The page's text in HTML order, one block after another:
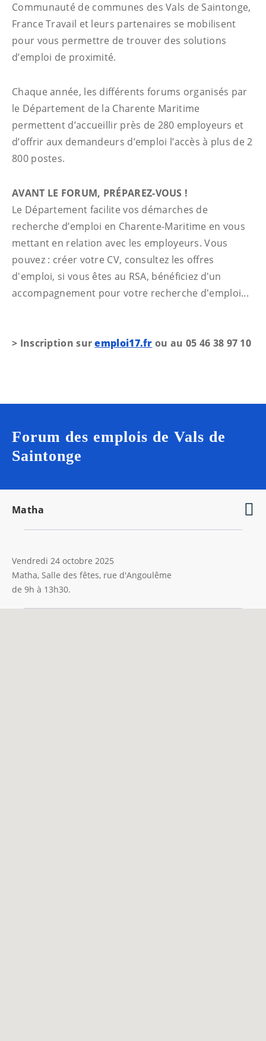
Communauté de communes des Vals de Saintonge,
France Travail et leurs partenaires se mobilisent
pour vous permettre de trouver des solutions
d’emploi de proximité.
Chaque année, les différents forums organisés par
le Département de la Charente Maritime
permettent d’accueillir près de 280 employeurs et
d’offrir aux demandeurs d’emploi l’accès à plus de 2
800 postes.
AVANT LE FORUM, PRÉPAREZ-VOUS !
Le Département facilite vos démarches de
recherche d’emploi en Charente-Maritime en vous
mettant en relation avec les employeurs. Vous
pouvez : créer votre CV, consultez les offres
d'emploi, si vous êtes au RSA, bénéficiez d'un
accompagnement pour votre recherche d'emploi...
> Inscription suremploi17.fr ou au 05 46 38 97 10
Forum des emplois de Vals de
Saintonge
Matha
Vendredi 24 octobre 2025
Matha, Salle des fêtes, rue d'Angoulême
de 9h à 13h30.